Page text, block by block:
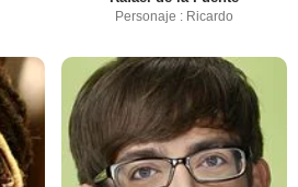
Personaje : Ricardo